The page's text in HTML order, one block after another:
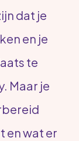
dat je
en je
te
Maar je
en wat er